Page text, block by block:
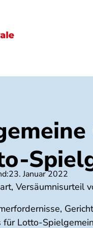
23. Januar 2022
Versäumnisurteil
für Lotto-